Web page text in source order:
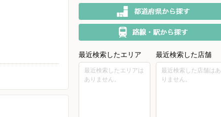
最近検索したエリア
最近検索したエリアは
ありません。
最近検索した店舗
最近検索した店舗はあ
りません。